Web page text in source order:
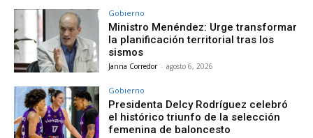
Gobierno
Ministro Menéndez: Urge transformar
la planificación territorial tras los
sismos
Janna Corredor - agosto 6, 2026
Gobierno
Presidenta Delcy Rodríguez celebró
el histórico triunfo de la selección
femenina de baloncesto